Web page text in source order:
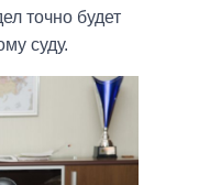
точно будет
суду.